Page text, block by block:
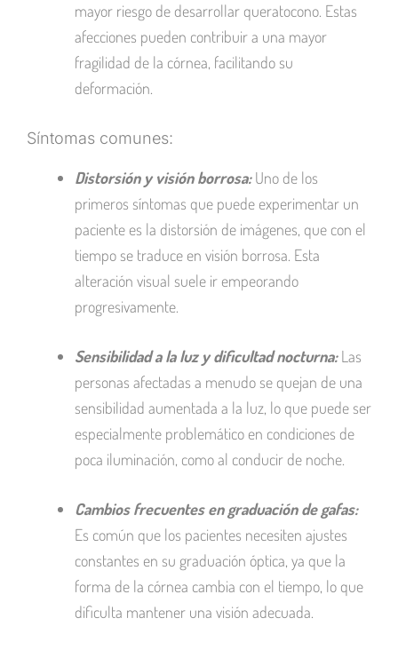
mayor riesgo de desarrollar queratocono. Estas
afecciones pueden contribuir a una mayor
fragilidad de la córnea, facilitando su
deformación.
Síntomas comunes:
Distorsión y visión borrosa:Uno de los
primeros síntomas que puede experimentar un
paciente es la distorsión de imágenes, que con el
tiempo se traduce en visión borrosa. Esta
alteración visual suele ir empeorando
progresivamente.
Sensibilidad a la luz y dificultad nocturna:Las
personas afectadas a menudo se quejan de una
sensibilidad aumentada a la luz, lo que puede ser
especialmente problemático en condiciones de
poca iluminación, como al conducir de noche.
Cambios frecuentes en graduación de gafas:
Es común que los pacientes necesiten ajustes
constantes en su graduación óptica, ya que la
forma de la córnea cambia con el tiempo, lo que
dificulta mantener una visión adecuada.